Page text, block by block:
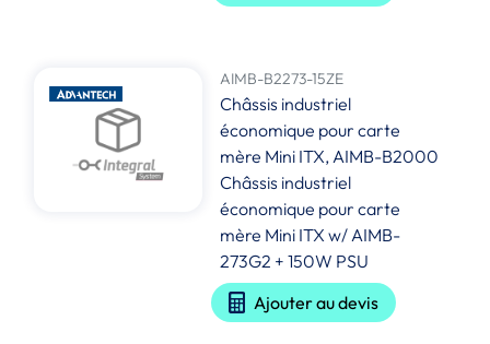
AIMB-B2273-15ZE
Châssis industriel
économique pour carte
mère Mini ITX, AIMB-B2000
Châssis industriel
économique pour carte
mère Mini ITX w/ AIMB-
273G2 + 150W PSU
Ajouter au devis